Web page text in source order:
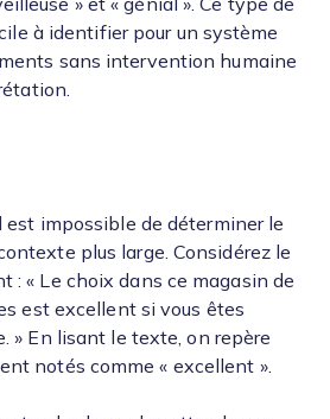
» et « génial ». Ce type de
à identifier pour un système
sans intervention humaine
est impossible de déterminer le
plus large. Considérez le
: « Le choix dans ce magasin de
est excellent si vous êtes
» En lisant le texte, on repère
notés comme « excellent ».